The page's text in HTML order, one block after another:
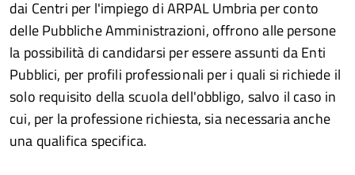
dai Centri per l'impiego di ARPAL Umbria per conto
delle Pubbliche Amministrazioni, offrono alle persone
la possibilità di candidarsi per essere assunti da Enti
Pubblici, per profili professionali per i quali si richiede il
solo requisito della scuola dell'obbligo, salvo il caso in
cui, per la professione richiesta, sia necessaria anche
una qualifica specifica.